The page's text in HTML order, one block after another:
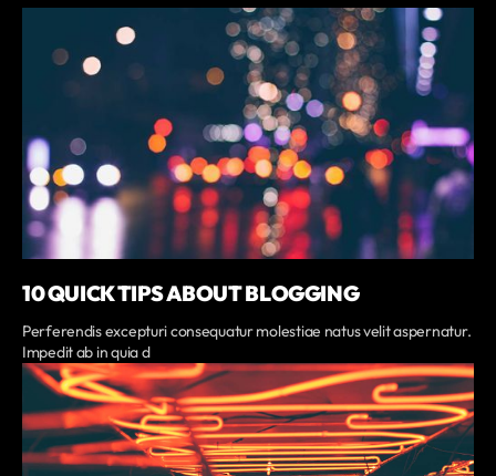
10 QUICK TIPS ABOUT BLOGGING
Perferendis excepturi consequatur molestiae natus velit aspernatur.
Impedit ab in quia d